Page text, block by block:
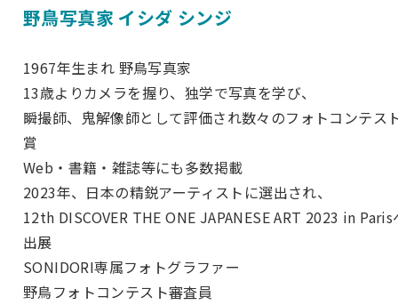
野鳥写真家 イシダ シンジ
1967年生まれ 野鳥写真家
13歳よりカメラを握り、独学で写真を学び、
瞬撮師、鬼解像師として評価され数々のフォトコンテス
賞
Web・書籍・雑誌等にも多数掲載
2023年、日本の精鋭アーティストに選出され、
12th DISCOVER THE ONE JAPANESE ART 2023 in Paris
出展
SONIDORI専属フォトグラファー
野鳥フォトコンテスト審査員